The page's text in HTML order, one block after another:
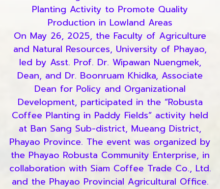
Planting Activity to Promote Quality
Production in Lowland Areas
On May 26, 2025, the Faculty of Agriculture
and Natural Resources, University of Phayao,
led by Asst. Prof. Dr. Wipawan Nuengmek,
Dean, and Dr. Boonruam Khidka, Associate
Dean for Policy and Organizational
Development, participated in the “Robusta
Coffee Planting in Paddy Fields” activity held
at Ban Sang Sub-district, Mueang District,
Phayao Province. The event was organized by
the Phayao Robusta Community Enterprise, in
collaboration with Siam Coffee Trade Co., Ltd.
and the Phayao Provincial Agricultural Office.